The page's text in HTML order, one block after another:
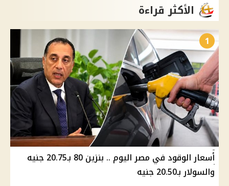
الأكثر قراءة
1
أسعار الوقود في مصر اليوم .. بنزين 80 بـ20.75 جنيه
والسولار بـ20.50 جنيه